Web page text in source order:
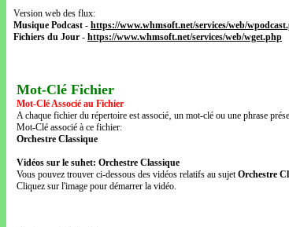
Version web des flux:
Musique Podcast - https://www.whmsoft.net/services/web/
Fichiers du Jour - https://www.whmsoft.net/services/web/wget.php
Mot-Clé Fichier
Mot-Clé Associé au Fichier
A chaque fichier du répertoire est associé‚ un mot-clé ou une phrase
Mot-Clé associé à ce fichier:
Orchestre Classique
Vidéos sur le suhet: Orchestre Classique
Vous pouvez trouver ci-dessous des vidéos relatifs au sujetOrchestre
Cliquez sur l'image pour démarrer la vidéo.